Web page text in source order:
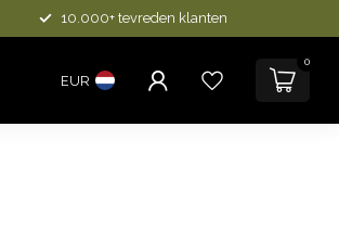
10.000+ tevreden klanten
EUR
0